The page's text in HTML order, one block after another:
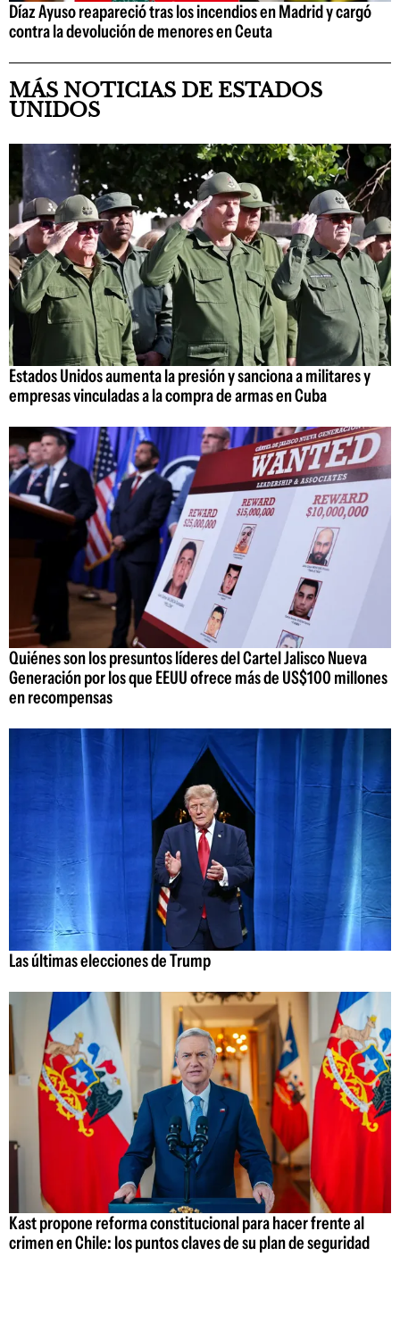
Díaz Ayuso reapareció tras los incendios en Madrid y cargó
contra la devolución de menores en Ceuta
MÁS NOTICIAS DE ESTADOS
UNIDOS
Estados Unidos aumenta la presión y sanciona a militares y
empresas vinculadas a la compra de armas en Cuba
Quiénes son los presuntos líderes del Cartel Jalisco Nueva
Generación por los que EEUU ofrece más de US$100 millones
en recompensas
Las últimas elecciones de Trump
Kast propone reforma constitucional para hacer frente al
crimen en Chile: los puntos claves de su plan de seguridad